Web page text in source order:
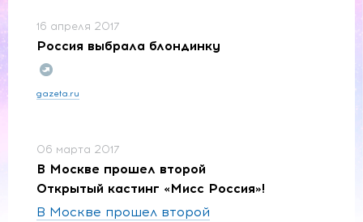
16 апреля 2017
Россия выбрала блондинку
gazeta.ru
06 марта 2017
В Москве прошел второй
Открытый кастинг «Мисс Россия»!
В Москве прошел второй